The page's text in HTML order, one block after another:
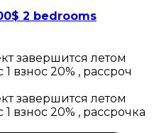
2 bedrooms
завершится летом
взнос 20% , рассроч
завершится летом
взнос 20% , рассрочка